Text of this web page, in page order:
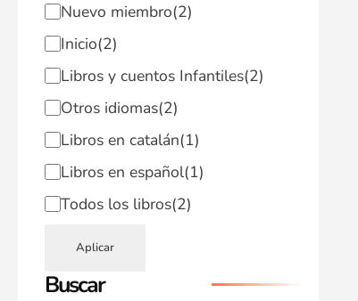
Nuevo miembro(2)
Inicio(2)
Libros y cuentos Infantiles(2)
Otros idiomas(2)
Libros en catalán(1)
Libros en español(1)
Todos los libros(2)
Aplicar
Buscar